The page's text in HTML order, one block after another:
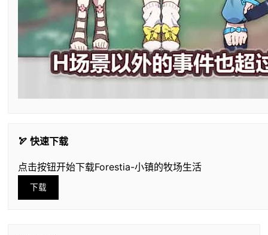
🏹 快速下载
点击按钮开始下载Forestia-小镇的牧场生活
下载